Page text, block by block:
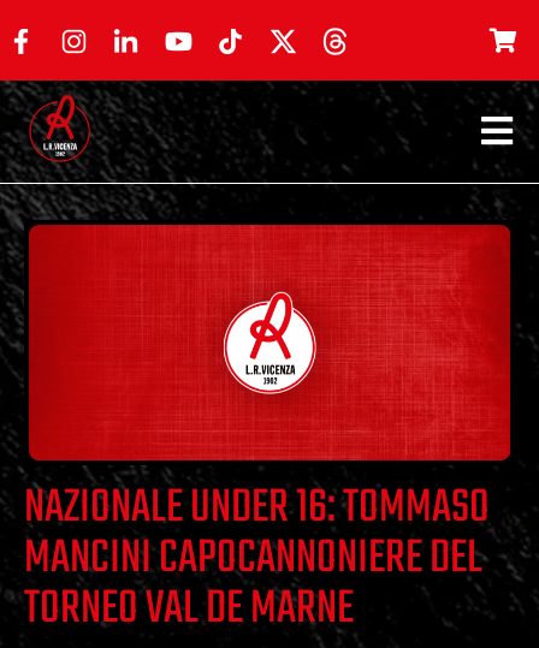
NAZIONALE UNDER 16: TOMMASO
MANCINI CAPOCANNONIERE DEL
TORNEO VAL DE MARNE